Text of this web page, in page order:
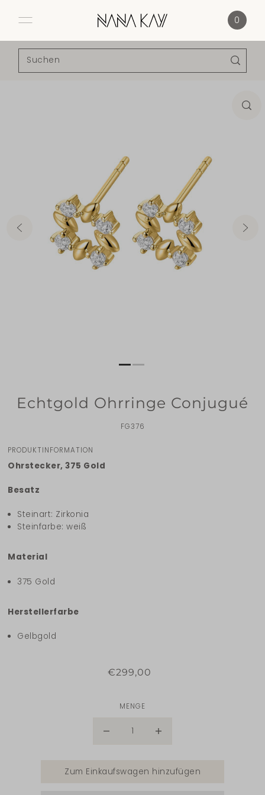
0
Echtgold Ohrringe Conjugué
FG376
PRODUKTINFORMATION
Ohrstecker, 375 Gold
Besatz
Steinart: Zirkonia
Steinfarbe: weiß
Material
375 Gold
Herstellerfarbe
Gelbgold
€299,00
MENGE
Zum Einkaufswagen hinzufügen